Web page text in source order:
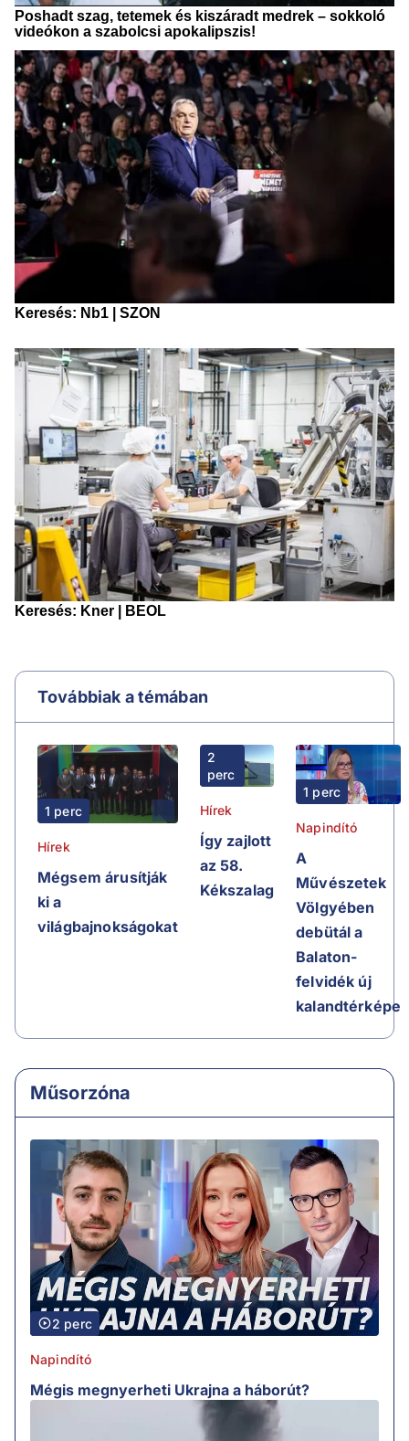
Továbbiak a témában
1 perc
Hírek
Mégsem árusítják
ki a
világbajnokságokat
2
perc
Hírek
Így zajlott
az 58.
Kékszalag
1 perc
Napindító
A
Művészetek
Völgyében
debütál a
Balaton-
felvidék új
kalandtérképe
Műsorzóna
2 perc
Napindító
Mégis megnyerheti Ukrajna a háborút?